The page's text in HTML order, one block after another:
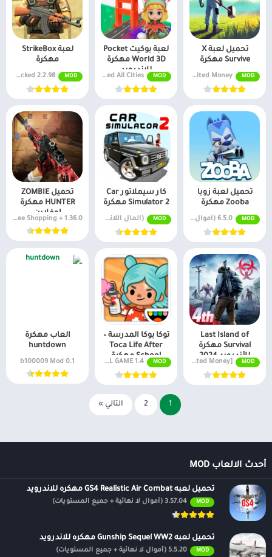
تحميل لعبة X
Survive مهكرة
MOD
v1.0922 Unlimited Money
لعبة بوكيت Pocket
World 3D مهكرة
للاندرويد
MOD
MOD APK v2.7.2 Unlocked All Cities
لعبة StrikeBox
مهكرة
MOD
2.2.98 Mega Mod, Free Shopping, Unlocked
تحميل لعبة زوبا
Zooba مهكرة
MOD 6.5.0 (أموال لا نهائية + جميع المستويات)
كار سيملاتور Car
Simulator 2 مهكرة
MOD (المال اللانهائي) 1.57.40
تحميل ZOMBIE
HUNTER مهكرة
اوفلاين
1.36.0 + Mod: Free Shopping
Last Island of
Survival مهكرة
للأندرويد 2024
MOD
v10.2 MOD APK [Unlimited Money]
توكا بوكا المدرسة –
Toca Life After
School مهكرة
MOD
1.4 play FULL GAME
العاب مهكرة
huntdown
0.1 b100009 Mod
1
2 التالي »
أحدث الالعاب MOD
تحميل لعبه GS4 Realistic Air Combat مهكره للاندرويد
MOD 3.57.04 (أموال لا نهائية + جميع المستويات)
تحميل لعبه Gunship Sequel WW2 مهكره للاندرويد
MOD 5.5.20 (أموال لا نهائية + جميع المستويات)